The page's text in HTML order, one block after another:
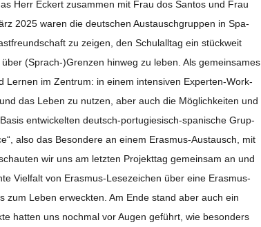
Herr Eckert zusam­men mit Frau dos San­tos und Frau
2025 waren die deut­schen Aus­tausch­grup­pen in Spa­
zu zei­gen, den Schul­all­tag ein stück­weit
(Sprach-)Grenzen hin­weg zu leben. Als gemein­sa­mes
Ler­nen im Zen­trum: in einem inten­si­ven Exper­­ten-Work­­
das Leben zu nut­zen, aber auch die Mög­lich­kei­ten und
ent­wi­ckel­ten deutsch-por­­tu­­gie­­sisch-spa­­ni­­sche Grup­
also das Beson­dere an einem Eras­­mus-Aus­­­tausch, mit
wir uns am letz­ten Pro­jekt­tag gemein­sam an und
Viel­falt von Eras­­mus-Lese­­zei­chen über eine Eras­­mus-
zum Leben erweck­ten. Am Ende stand aber auch ein
hat­ten uns noch­mal vor Augen geführt, wie beson­ders